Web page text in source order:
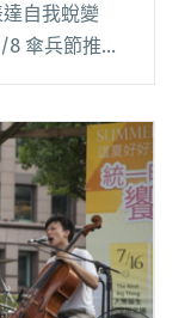
自我蛻變
傘兵節推出
月的路口處
譜寫新作〈老